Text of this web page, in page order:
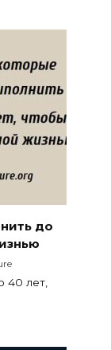
до
40 лет,